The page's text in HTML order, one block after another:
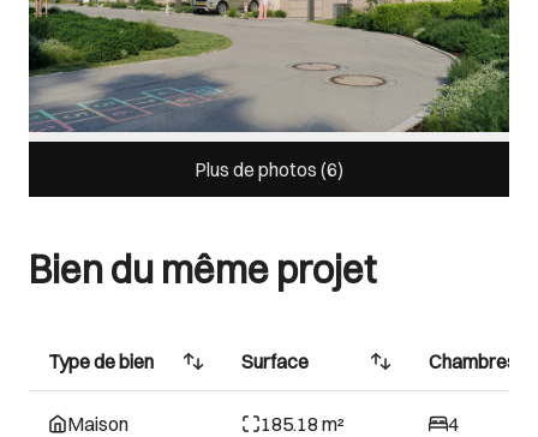
Plus de photos (6)
Bien du même projet
Type de bien Surface Chambres
Maison 185.18 m² 4